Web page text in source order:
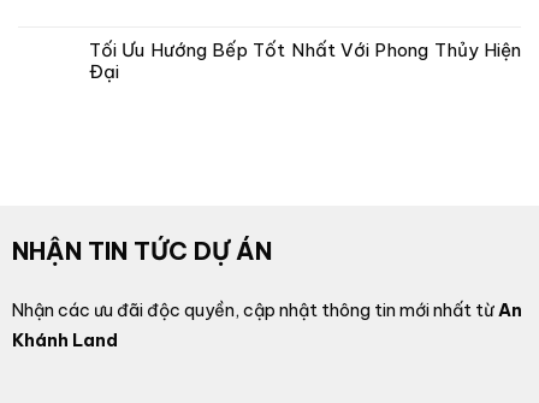
Tối Ưu Hướng Bếp Tốt Nhất Với Phong Thủy Hiện
Đại
NHẬN TIN TỨC DỰ ÁN
Nhận các ưu đãi độc quyền, cập nhật thông tin mới nhất từAn
Khánh Land